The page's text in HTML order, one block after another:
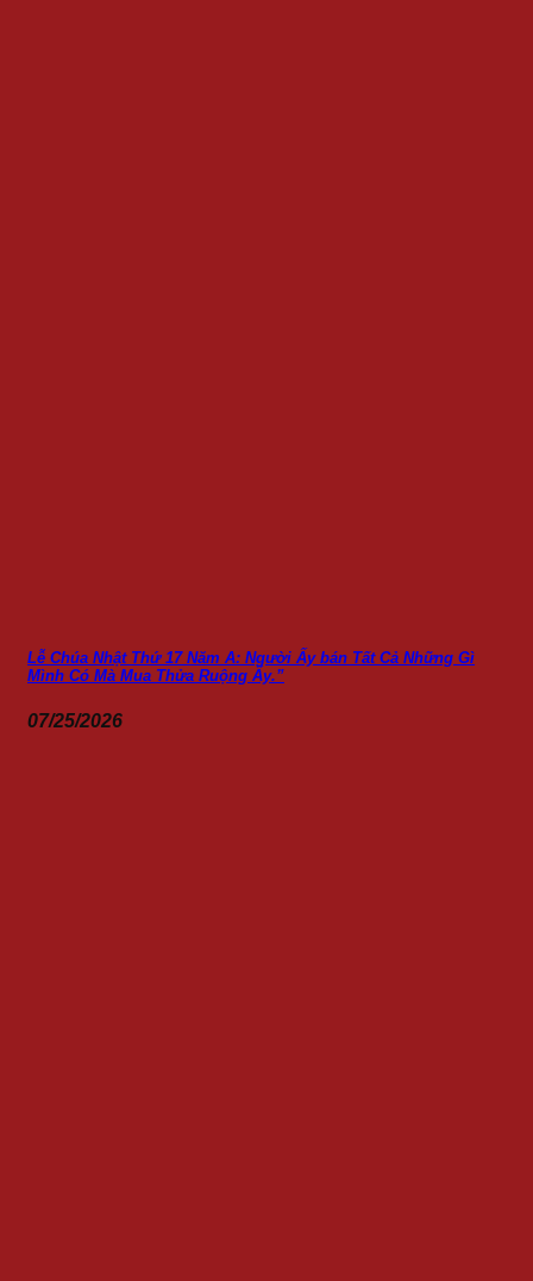
Lễ Chúa Nhật Thứ 17 Năm A: Người Ấy bán Tất Cả Những Gì
Mình Có Mà Mua Thửa Ruộng Ấy.”
07/25/2026